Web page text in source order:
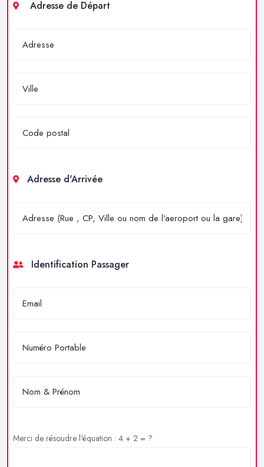
Adresse de Départ
Adresse d'Arrivée
Identification Passager
Merci de résoudre l'équation : 4 + 2 = ?